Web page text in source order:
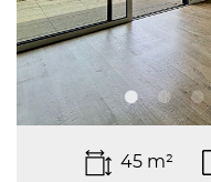
45 m²